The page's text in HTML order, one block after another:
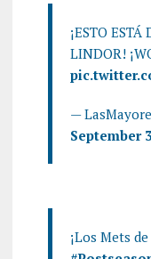
¡ESTO ESTÁ
LINDOR!
—
September
¡Los Mets